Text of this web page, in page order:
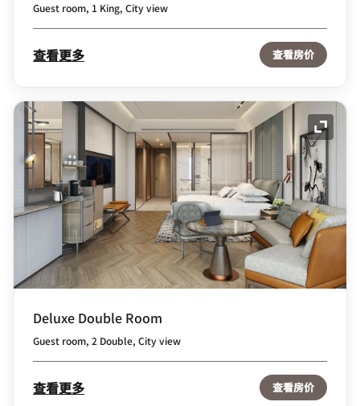
Guest room, 1 King, City view
查看更多 查看房价
展开
Deluxe Double Room
Guest room, 2 Double, City view
查看更多 查看房价